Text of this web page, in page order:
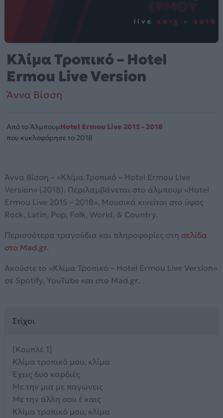
Κλίμα Τροπικό – Hotel
Ermou Live Version
Άννα Βίσση
Από το ΆλμπουμHotel Ermou Live 2015 - 2018
που κυκλοφόρησε το 2018
Άννα Βίσση – «Κλίμα Τροπικό – Hotel Ermou Live
Version» (2018). Περιλαμβάνεται στο άλμπουμ «Hotel
Ermou Live 2015 – 2018». Μουσικά κινείται στο ύφος
Rock, Latin, Pop, Folk, World, & Country.
Περισσότερα τραγούδια και πληροφορίες στη σελίδα
στο Mad.gr.
Ακούστε το «Κλίμα Τροπικό – Hotel Ermou Live Version»
σε Spotify, YouTube και στο Mad.gr.
Στίχοι
[Κουπλέ 1]
Κλίμα τροπικό μου, κλίμα
Έχεις δυο καρδιές
Με την μια με παγώνεις
Με την άλλη σου έ καις
Κλίμα τροπικό μου, κλίμα